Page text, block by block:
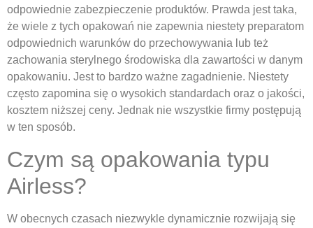
odpowiednie zabezpieczenie produktów. Prawda jest taka,
że wiele z tych opakowań nie zapewnia niestety preparatom
odpowiednich warunków do przechowywania lub też
zachowania sterylnego środowiska dla zawartości w danym
opakowaniu. Jest to bardzo ważne zagadnienie. Niestety
często zapomina się o wysokich standardach oraz o jakości,
kosztem niższej ceny. Jednak nie wszystkie firmy postępują
w ten sposób.
Czym są opakowania typu
Airless?
W obecnych czasach niezwykle dynamicznie rozwijają się